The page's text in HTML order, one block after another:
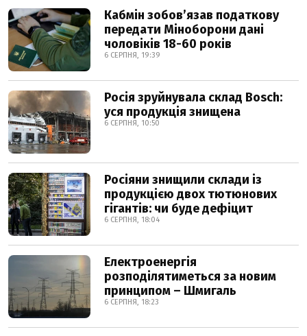
Кабмін зобовʼязав податкову
передати Міноборони дані
чоловіків 18-60 років
6 СЕРПНЯ, 19:39
Росія зруйнувала склад Bosch:
уся продукція знищена
6 СЕРПНЯ, 10:50
Росіяни знищили склади із
продукцією двох тютюнових
гігантів: чи буде дефіцит
6 СЕРПНЯ, 18:04
Електроенергія
розподілятиметься за новим
принципом – Шмигаль
6 СЕРПНЯ, 18:23